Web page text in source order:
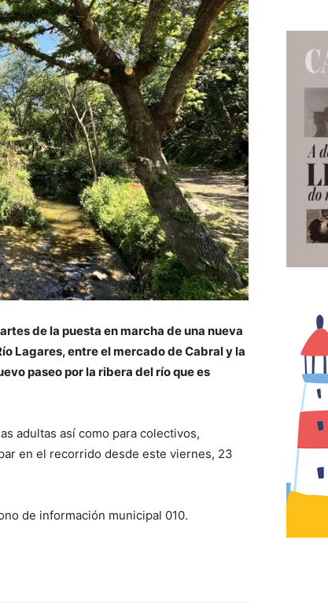
de la puesta en marcha de una nueva
Lagares, entre el mercado de Cabral y la
paseo por la ribera del río que es
adultas así como para colectivos,
en el recorrido desde este viernes, 23
de información municipal 010.